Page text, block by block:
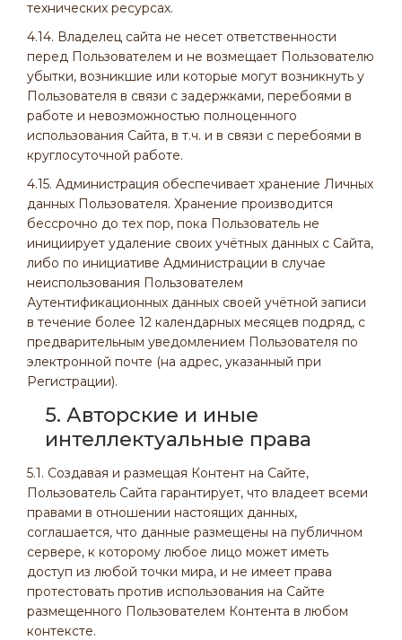
технических ресурсах.
4.14. Владелец сайта не несет ответственности
перед Пользователем и не возмещает Пользователю
убытки, возникшие или которые могут возникнуть у
Пользователя в связи с задержками, перебоями в
работе и невозможностью полноценного
использования Сайта, в т.ч. и в связи с перебоями в
круглосуточной работе.
4.15. Администрация обеспечивает хранение Личных
данных Пользователя. Хранение производится
бессрочно до тех пор, пока Пользователь не
инициирует удаление своих учётных данных с Сайта,
либо по инициативе Администрации в случае
неиспользования Пользователем
Аутентификационных данных своей учётной записи
в течение более 12 календарных месяцев подряд, с
предварительным уведомлением Пользователя по
электронной почте (на адрес, указанный при
Регистрации).
5. Авторские и иные
интеллектуальные права
5.1. Создавая и размещая Контент на Сайте,
Пользователь Сайта гарантирует, что владеет всеми
правами в отношении настоящих данных,
соглашается, что данные размещены на публичном
сервере, к которому любое лицо может иметь
доступ из любой точки мира, и не имеет права
протестовать против использования на Сайте
размещенного Пользователем Контента в любом
контексте.